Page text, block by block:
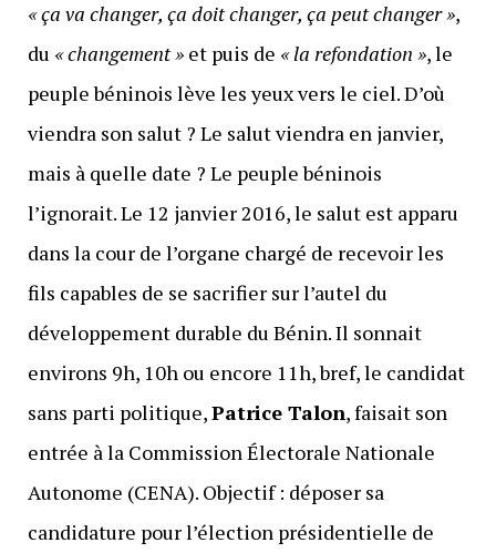
« ça va changer, ça doit changer, ça peut changer »,
du « changement »et puis de « la refondation », le
peuple béninois lève les yeux vers le ciel. D’où
viendra son salut ? Le salut viendra en janvier,
mais à quelle date ? Le peuple béninois
l’ignorait. Le 12 janvier 2016, le salut est apparu
dans la cour de l’organe chargé de recevoir les
fils capables de se sacrifier sur l’autel du
développement durable du Bénin. Il sonnait
environs 9h, 10h ou encore 11h, bref, le candidat
sans parti politique,Patrice Talon, faisait son
entrée à la Commission Électorale Nationale
Autonome (CENA). Objectif : déposer sa
candidature pour l’élection présidentielle de